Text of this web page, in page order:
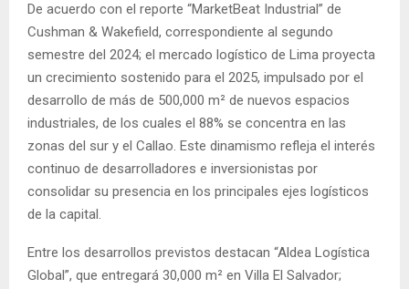
De acuerdo con el reporte “MarketBeat Industrial” de
Cushman & Wakefield, correspondiente al segundo
semestre del 2024; el mercado logístico de Lima proyecta
un crecimiento sostenido para el 2025, impulsado por el
desarrollo de más de 500,000 m² de nuevos espacios
industriales, de los cuales el 88% se concentra en las
zonas del sur y el Callao. Este dinamismo refleja el interés
continuo de desarrolladores e inversionistas por
consolidar su presencia en los principales ejes logísticos
de la capital.
Entre los desarrollos previstos destacan “Aldea Logística
Global”, que entregará 30,000 m² en Villa El Salvador;